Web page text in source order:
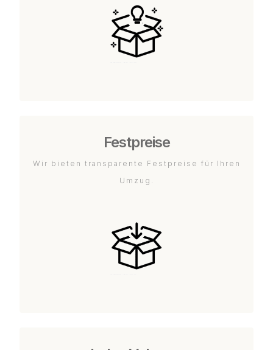
Festpreise
Wir bieten transparente Festpreise für Ihren
Umzug.